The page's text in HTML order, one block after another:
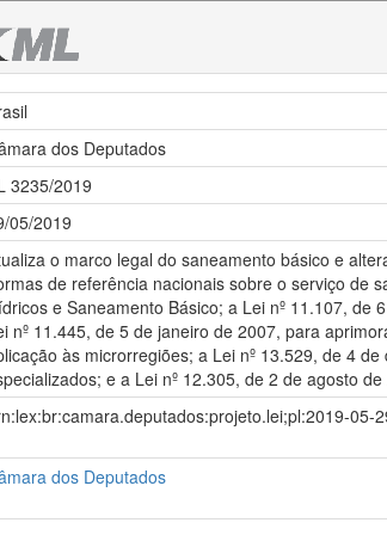
dos Deputados
3235/2019
05/2019
o marco legal do saneamento básico e
de referência nacionais sobre o serviço de
e Saneamento Básico; a Lei nº 11.107,
nº 11.445, de 5 de janeiro de 2007, para
às microrregiões; a Lei nº 13.529, de 4
e a Lei nº 12.305, de 2 de agosto
05-
dos Deputados